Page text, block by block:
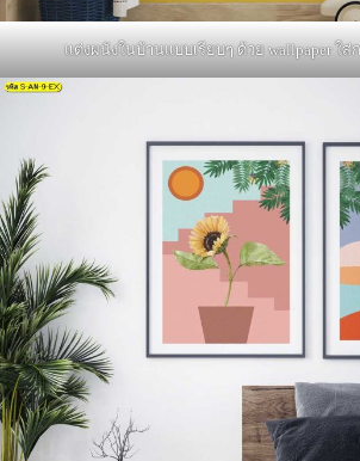
แต่งผนังในบ้านแบบเรียบๆ ด้วย wallpaper ใส่